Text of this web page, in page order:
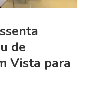
de
Vista para